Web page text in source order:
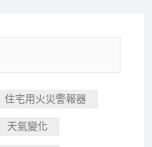
住宅用火災警報器
天氣變化